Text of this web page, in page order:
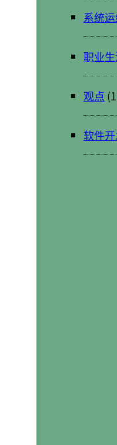
系统
职业
观点
软件